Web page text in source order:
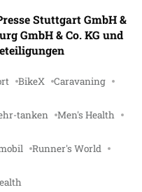
Stuttgart GmbH &
GmbH & Co. KG und
BikeX Caravaning
tanken Men's Health
Runner's World